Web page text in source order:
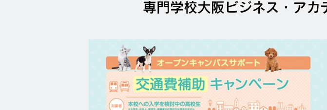
専門学校大阪ビジネス・ア